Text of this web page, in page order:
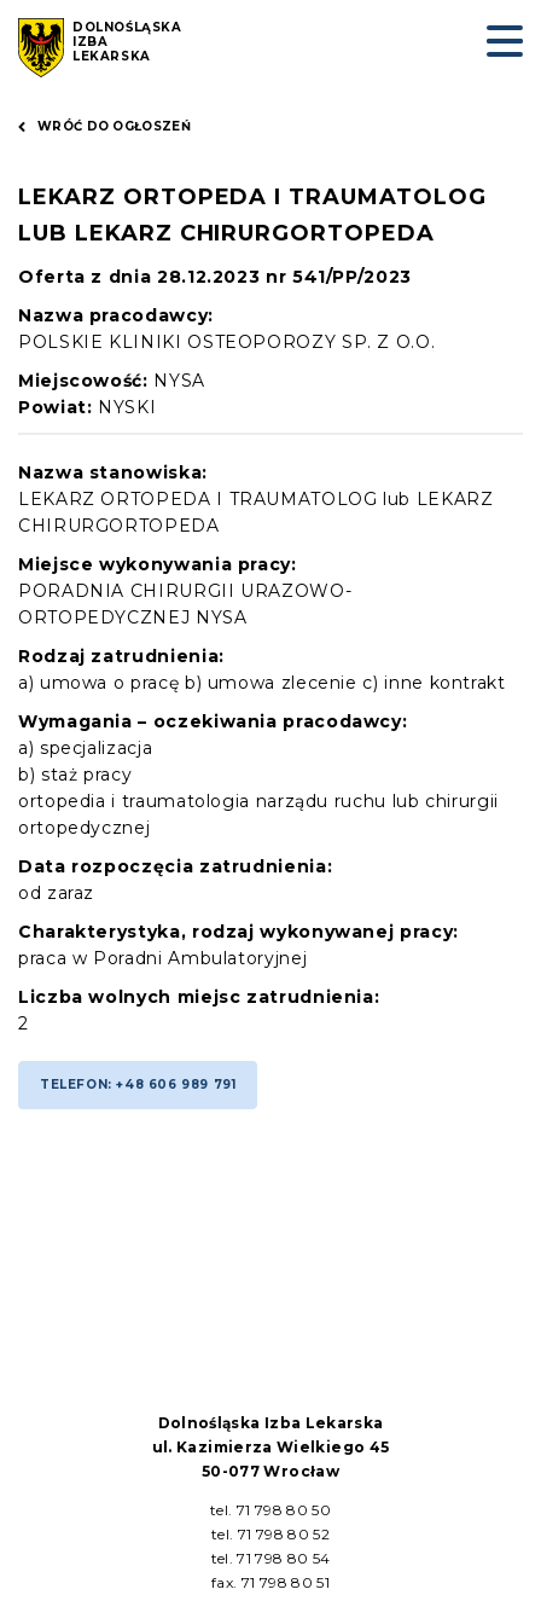
DOLNOŚLĄSKA
IZBA
LEKARSKA
WRÓĆ DO OGŁOSZEŃ
LEKARZ ORTOPEDA I TRAUMATOLOG
LUB LEKARZ CHIRURGORTOPEDA
Oferta z dnia 28.12.2023 nr 541/PP/2023
Nazwa pracodawcy:
POLSKIE KLINIKI OSTEOPOROZY SP. Z O.O.
Miejscowość: NYSA
Powiat: NYSKI
Nazwa stanowiska:
LEKARZ ORTOPEDA I TRAUMATOLOG lub LEKARZ
CHIRURGORTOPEDA
Miejsce wykonywania pracy:
PORADNIA CHIRURGII URAZOWO-
ORTOPEDYCZNEJ NYSA
Rodzaj zatrudnienia:
a) umowa o pracę b) umowa zlecenie c) inne kontrakt
Wymagania – oczekiwania pracodawcy:
a) specjalizacja
b) staż pracy
ortopedia i traumatologia narządu ruchu lub chirurgii
ortopedycznej
Data rozpoczęcia zatrudnienia:
od zaraz
Charakterystyka, rodzaj wykonywanej pracy:
praca w Poradni Ambulatoryjnej
Liczba wolnych miejsc zatrudnienia:
2
TELEFON: +48 606 989 791
Dolnośląska Izba Lekarska
ul. Kazimierza Wielkiego 45
50-077 Wrocław
tel. 71 798 80 50
tel. 71 798 80 52
tel. 71 798 80 54
fax. 71 798 80 51